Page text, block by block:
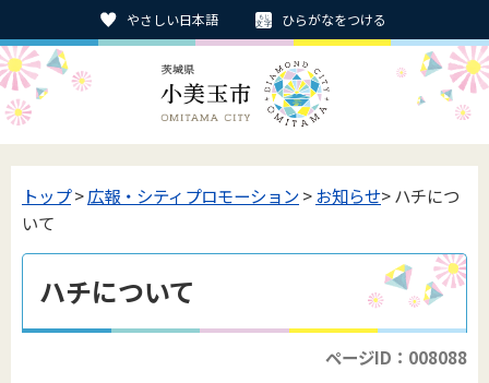
やさしい日本語 ひらがなをつける
トップ>広報・シティプロモーション>お知らせ> ハチにつ
いて
ハチについて
ページID：008088